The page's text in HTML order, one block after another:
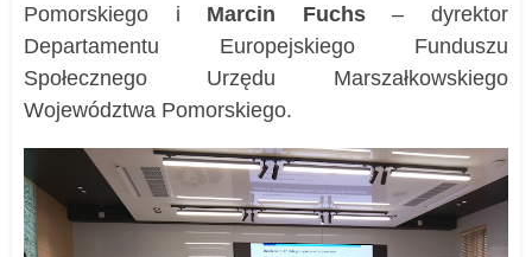
Pomorskiego i Marcin Fuchs– dyrektor
Departamentu Europejskiego Funduszu
Społecznego Urzędu Marszałkowskiego
Województwa Pomorskiego.